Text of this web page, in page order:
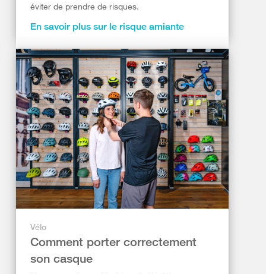
éviter de prendre de risques.
En savoir plus sur le risque amiante
Vélo
Comment porter correctement
son casque